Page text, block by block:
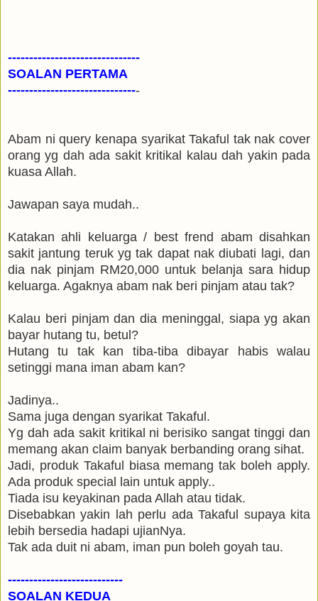
-------------------------------
SOALAN PERTAMA
-------------------------------
Abam ni query kenapa syarikat Takaful tak nak cover
orang yg dah ada sakit kritikal kalau dah yakin pada
kuasa Allah.
Jawapan saya mudah..
Katakan ahli keluarga / best frend abam disahkan
sakit jantung teruk yg tak dapat nak diubati lagi, dan
dia nak pinjam RM20,000 untuk belanja sara hidup
keluarga. Agaknya abam nak beri pinjam atau tak?
Kalau beri pinjam dan dia meninggal, siapa yg akan
bayar hutang tu, betul?
Hutang tu tak kan tiba-tiba dibayar habis walau
setinggi mana iman abam kan?
Jadinya..
Sama juga dengan syarikat Takaful.
Yg dah ada sakit kritikal ni berisiko sangat tinggi dan
memang akan claim banyak berbanding orang sihat.
Jadi, produk Takaful biasa memang tak boleh apply.
Ada produk special lain untuk apply..
Tiada isu keyakinan pada Allah atau tidak.
Disebabkan yakin lah perlu ada Takaful supaya kita
lebih bersedia hadapi ujianNya.
Tak ada duit ni abam, iman pun boleh goyah tau.
---------------------------
SOALAN KEDUA